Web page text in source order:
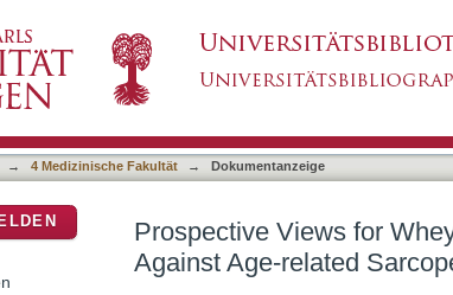
for Whey Protein and/or
→ 4 Medizinische Fakultät → Dokumentanzeige
Prospective Views for
Against Age-related